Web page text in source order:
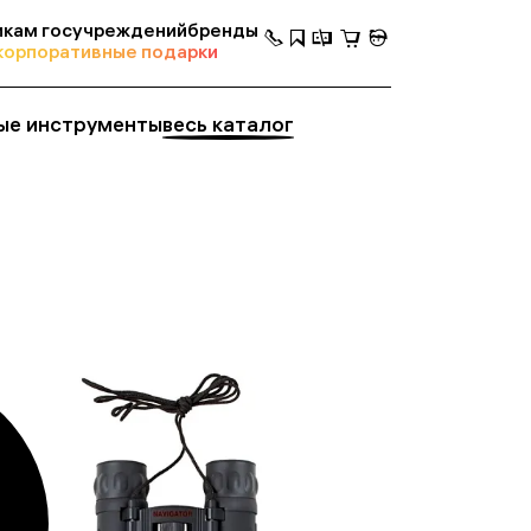
госучрежденийбренды
подарки
инструментывесь каталог